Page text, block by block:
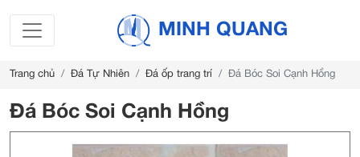
MINH QUANG
Trang chủ Đá Tự Nhiên Đá ốp trang trí Đá Bóc Soi Cạnh Hồng
Đá Bóc Soi Cạnh Hồng